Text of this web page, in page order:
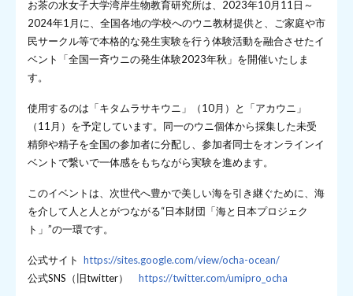
お茶の水女子大学湾岸生物教育研究所は、2023年10月11日～
2024年1月に、全国各地の学校へのウニ教材提供と、ご家庭や市
民サークル等で本格的な発生実験を行う体験活動を融合させたイ
ベント「全国一斉ウニの発生体験2023年秋」を開催いたしま
す。
使用するのは「キタムラサキウニ」（10月）と「アカウニ」
（11月）を予定しています。同一のウニ個体から採集した未受
精卵や精子を全国の参加者に分配し、参加者同士をオンラインイ
ベントで繋いで一体感をもちながら実験を進めます。
このイベントは、次世代へ豊かで美しい海を引き継ぐために、海
を介して人と人とがつながる“日本財団「海と日本プロジェク
ト」”の一環です。
公式サイト https://sites.google.com/view/ocha-ocean/
公式SNS（旧twitter） https://twitter.com/umipro_ocha